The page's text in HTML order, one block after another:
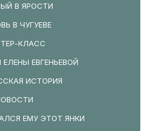
В ЯРОСТИ
В ЧУГУЕВЕ
КЛАСС
ЕВГЕНЬЕВОЙ
ИСТОРИЯ
ЕМУ ЭТОТ ЯНКИ